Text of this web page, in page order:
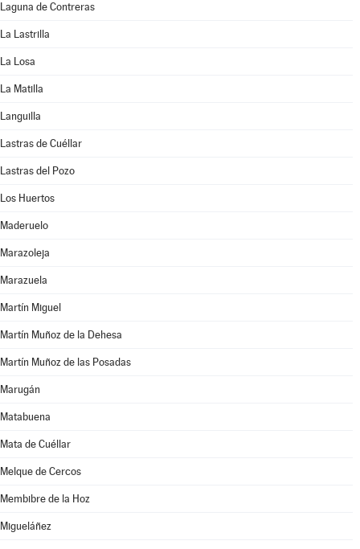
Laguna de Contreras
La Lastrilla
La Losa
La Matilla
Languilla
Lastras de Cuéllar
Lastras del Pozo
Los Huertos
Maderuelo
Marazoleja
Marazuela
Martín Miguel
Martín Muñoz de la Dehesa
Martín Muñoz de las Posadas
Marugán
Matabuena
Mata de Cuéllar
Melque de Cercos
Membibre de la Hoz
Migueláñez